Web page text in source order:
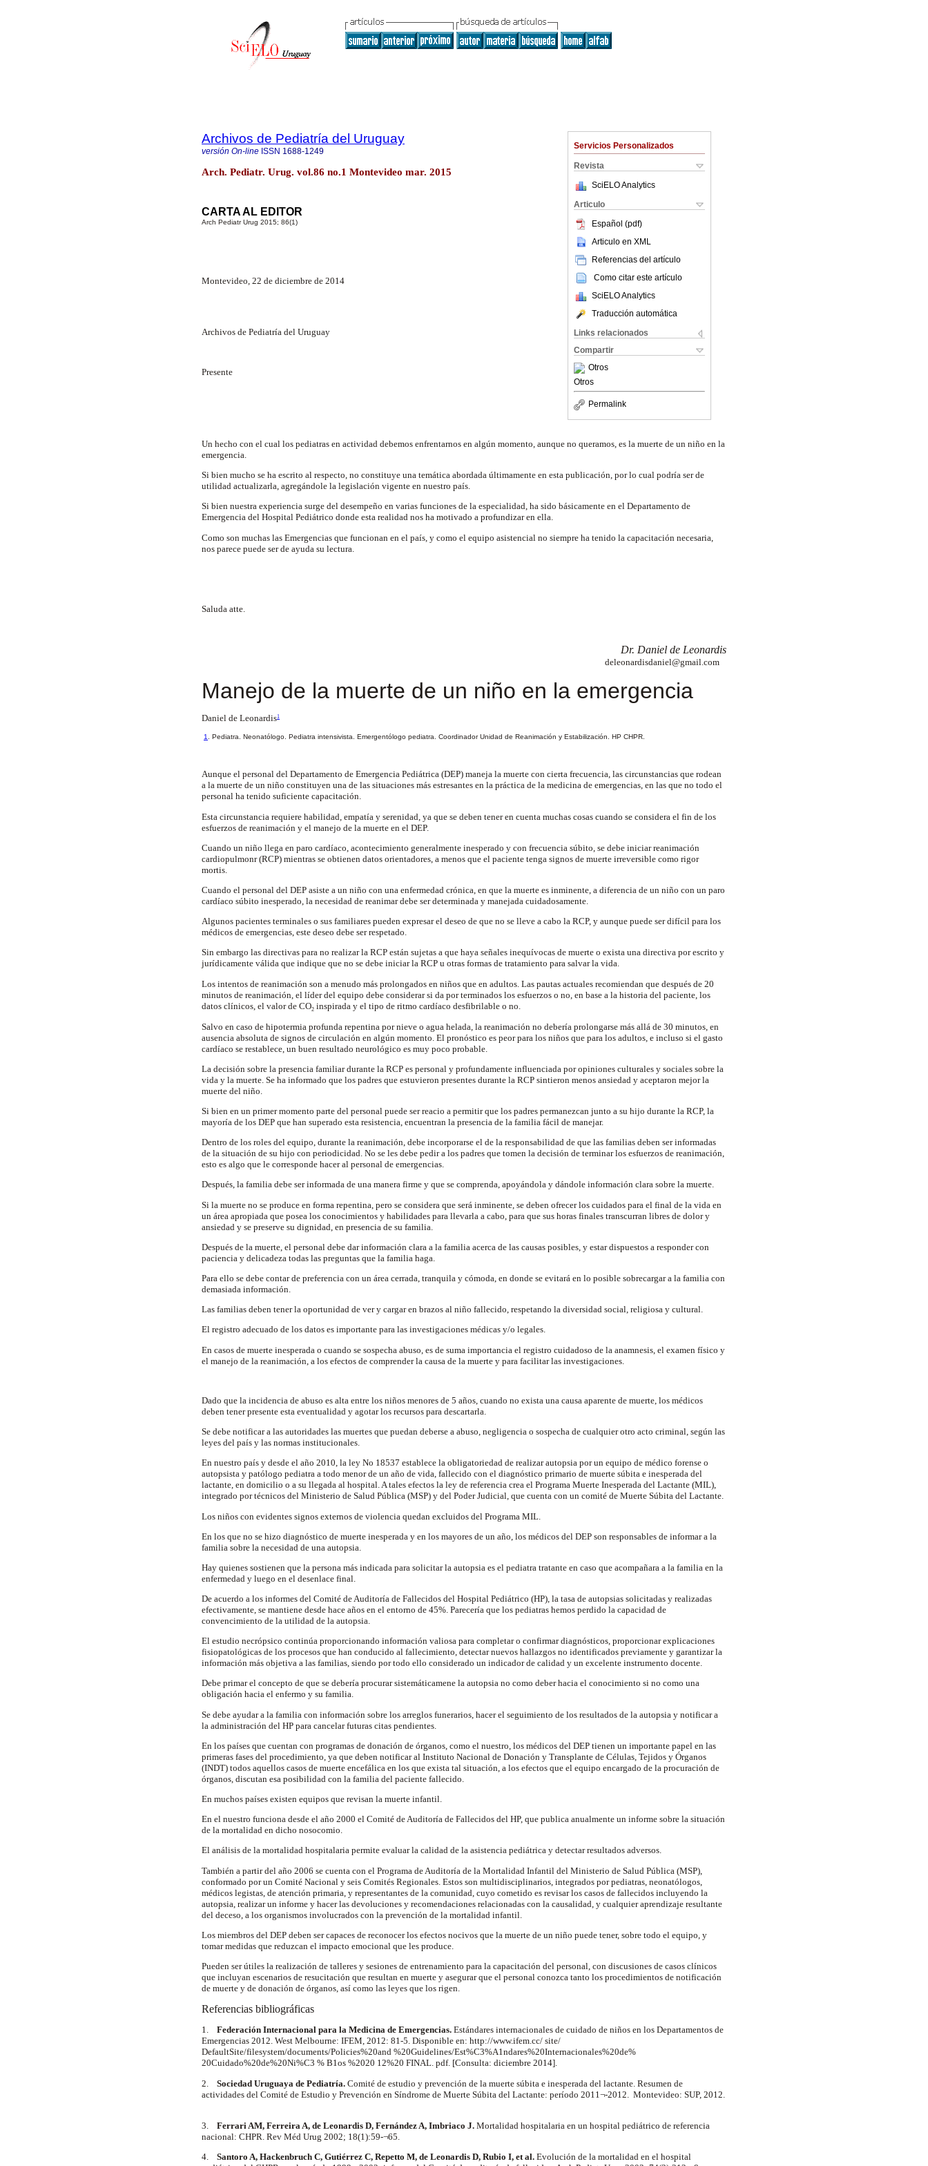
Servicios Personalizados
Revista
SciELO Analytics
Articulo
Español (pdf)
Articulo en XML
Referencias del artículo
Como citar este artículo
SciELO Analytics
Traducción automática
Links relacionados
Compartir
Otros
Otros
Permalink
Archivos de Pediatría del Uruguay
versión On-line ISSN 1688-1249
Arch. Pediatr. Urug. vol.86 no.1 Montevideo mar. 2015
CARTA AL EDITOR
Arch Pediatr Urug 2015; 86(1)
Montevideo, 22 de diciembre de 2014
Archivos de Pediatría del Uruguay
Presente
Un hecho con el cual los pediatras en actividad debemos enfrentarnos en algún momento, aunque no queramos, es la muerte de un niño en la
emergencia.
Si bien mucho se ha escrito al respecto, no constituye una temática abordada últimamente en esta publicación, por lo cual podría ser de
utilidad actualizarla, agregándole la legislación vigente en nuestro país.
Si bien nuestra experiencia surge del desempeño en varias funciones de la especialidad, ha sido básicamente en el Departamento de
Emergencia del Hospital Pediátrico donde esta realidad nos ha motivado a profundizar en ella.
Como son muchas las Emergencias que funcionan en el país, y como el equipo asistencial no siempre ha tenido la capacitación necesaria,
nos parece puede ser de ayuda su lectura.
Saluda atte.
Dr. Daniel de Leonardis
deleonardisdaniel@gmail.com
Manejo de la muerte de un niño en la emergencia
Daniel de Leonardis1
1 . Pediatra. Neonatólogo. Pediatra intensivista. Emergentólogo pediatra. Coordinador Unidad de Reanimación y Estabilización. HP CHPR.
Aunque el personal del Departamento de Emergencia Pediátrica (DEP) maneja la muerte con cierta frecuencia, las circunstancias que rodean
a la muerte de un niño constituyen una de las situaciones más estresantes en la práctica de la medicina de emergencias, en las que no todo el
personal ha tenido suficiente capacitación.
Esta circunstancia requiere habilidad, empatía y serenidad, ya que se deben tener en cuenta muchas cosas cuando se considera el fin de los
esfuerzos de reanimación y el manejo de la muerte en el DEP.
Cuando un niño llega en paro cardíaco, acontecimiento generalmente inesperado y con frecuencia súbito, se debe iniciar reanimación
cardiopulmonr (RCP) mientras se obtienen datos orientadores, a menos que el paciente tenga signos de muerte irreversible como rigor
mortis.
Cuando el personal del DEP asiste a un niño con una enfermedad crónica, en que la muerte es inminente, a diferencia de un niño con un paro
cardíaco súbito inesperado, la necesidad de reanimar debe ser determinada y manejada cuidadosamente.
Algunos pacientes terminales o sus familiares pueden expresar el deseo de que no se lleve a cabo la RCP, y aunque puede ser difícil para los
médicos de emergencias, este deseo debe ser respetado.
Sin embargo las directivas para no realizar la RCP están sujetas a que haya señales inequívocas de muerte o exista una directiva por escrito y
jurídicamente válida que indique que no se debe iniciar la RCP u otras formas de tratamiento para salvar la vida.
Los intentos de reanimación son a menudo más prolongados en niños que en adultos. Las pautas actuales recomiendan que después de 20
minutos de reanimación, el líder del equipo debe considerar si da por terminados los esfuerzos o no, en base a la historia del paciente, los
datos clínicos, el valor de CO2 inspirada y el tipo de ritmo cardíaco desfibrilable o no.
Salvo en caso de hipotermia profunda repentina por nieve o agua helada, la reanimación no debería prolongarse más allá de 30 minutos, en
ausencia absoluta de signos de circulación en algún momento. El pronóstico es peor para los niños que para los adultos, e incluso si el gasto
cardíaco se restablece, un buen resultado neurológico es muy poco probable.
La decisión sobre la presencia familiar durante la RCP es personal y profundamente influenciada por opiniones culturales y sociales sobre la
vida y la muerte. Se ha informado que los padres que estuvieron presentes durante la RCP sintieron menos ansiedad y aceptaron mejor la
muerte del niño.
Si bien en un primer momento parte del personal puede ser reacio a permitir que los padres permanezcan junto a su hijo durante la RCP, la
mayoría de los DEP que han superado esta resistencia, encuentran la presencia de la familia fácil de manejar.
Dentro de los roles del equipo, durante la reanimación, debe incorporarse el de la responsabilidad de que las familias deben ser informadas
de la situación de su hijo con periodicidad. No se les debe pedir a los padres que tomen la decisión de terminar los esfuerzos de reanimación,
esto es algo que le corresponde hacer al personal de emergencias.
Después, la familia debe ser informada de una manera firme y que se comprenda, apoyándola y dándole información clara sobre la muerte.
Si la muerte no se produce en forma repentina, pero se considera que será inminente, se deben ofrecer los cuidados para el final de la vida en
un área apropiada que posea los conocimientos y habilidades para llevarla a cabo, para que sus horas finales transcurran libres de dolor y
ansiedad y se preserve su dignidad, en presencia de su familia.
Después de la muerte, el personal debe dar información clara a la familia acerca de las causas posibles, y estar dispuestos a responder con
paciencia y delicadeza todas las preguntas que la familia haga.
Para ello se debe contar de preferencia con un área cerrada, tranquila y cómoda, en donde se evitará en lo posible sobrecargar a la familia con
demasiada información.
Las familias deben tener la oportunidad de ver y cargar en brazos al niño fallecido, respetando la diversidad social, religiosa y cultural.
El registro adecuado de los datos es importante para las investigaciones médicas y/o legales.
En casos de muerte inesperada o cuando se sospecha abuso, es de suma importancia el registro cuidadoso de la anamnesis, el examen físico y
el manejo de la reanimación, a los efectos de comprender la causa de la muerte y para facilitar las investigaciones.
Dado que la incidencia de abuso es alta entre los niños menores de 5 años, cuando no exista una causa aparente de muerte, los médicos
deben tener presente esta eventualidad y agotar los recursos para descartarla.
Se debe notificar a las autoridades las muertes que puedan deberse a abuso, negligencia o sospecha de cualquier otro acto criminal, según las
leyes del país y las normas institucionales.
En nuestro país y desde el año 2010, la ley No 18537 establece la obligatoriedad de realizar autopsia por un equipo de médico forense o
autopsista y patólogo pediatra a todo menor de un año de vida, fallecido con el diagnóstico primario de muerte súbita e inesperada del
lactante, en domicilio o a su llegada al hospital. A tales efectos la ley de referencia crea el Programa Muerte Inesperada del Lactante (MIL),
integrado por técnicos del Ministerio de Salud Pública (MSP) y del Poder Judicial, que cuenta con un comité de Muerte Súbita del Lactante.
Los niños con evidentes signos externos de violencia quedan excluidos del Programa MIL.
En los que no se hizo diagnóstico de muerte inesperada y en los mayores de un año, los médicos del DEP son responsables de informar a la
familia sobre la necesidad de una autopsia.
Hay quienes sostienen que la persona más indicada para solicitar la autopsia es el pediatra tratante en caso que acompañara a la familia en la
enfermedad y luego en el desenlace final.
De acuerdo a los informes del Comité de Auditoría de Fallecidos del Hospital Pediátrico (HP), la tasa de autopsias solicitadas y realizadas
efectivamente, se mantiene desde hace años en el entorno de 45%. Parecería que los pediatras hemos perdido la capacidad de
convencimiento de la utilidad de la autopsia.
El estudio necrópsico continúa proporcionando información valiosa para completar o confirmar diagnósticos, proporcionar explicaciones
fisiopatológicas de los procesos que han conducido al fallecimiento, detectar nuevos hallazgos no identificados previamente y garantizar la
información más objetiva a las familias, siendo por todo ello considerado un indicador de calidad y un excelente instrumento docente.
Debe primar el concepto de que se debería procurar sistemáticamene la autopsia no como deber hacia el conocimiento si no como una
obligación hacia el enfermo y su familia.
Se debe ayudar a la familia con información sobre los arreglos funerarios, hacer el seguimiento de los resultados de la autopsia y notificar a
la administración del HP para cancelar futuras citas pendientes.
En los países que cuentan con programas de donación de órganos, como el nuestro, los médicos del DEP tienen un importante papel en las
primeras fases del procedimiento, ya que deben notificar al Instituto Nacional de Donación y Transplante de Células, Tejidos y Órganos
(INDT) todos aquellos casos de muerte encefálica en los que exista tal situación, a los efectos que el equipo encargado de la procuración de
órganos, discutan esa posibilidad con la familia del paciente fallecido.
En muchos países existen equipos que revisan la muerte infantil.
En el nuestro funciona desde el año 2000 el Comité de Auditoría de Fallecidos del HP, que publica anualmente un informe sobre la situación
de la mortalidad en dicho nosocomio.
El análisis de la mortalidad hospitalaria permite evaluar la calidad de la asistencia pediátrica y detectar resultados adversos.
También a partir del año 2006 se cuenta con el Programa de Auditoría de la Mortalidad Infantil del Ministerio de Salud Pública (MSP),
conformado por un Comité Nacional y seis Comités Regionales. Estos son multidisciplinarios, integrados por pediatras, neonatólogos,
médicos legistas, de atención primaria, y representantes de la comunidad, cuyo cometido es revisar los casos de fallecidos incluyendo la
autopsia, realizar un informe y hacer las devoluciones y recomendaciones relacionadas con la causalidad, y cualquier aprendizaje resultante
del deceso, a los organismos involucrados con la prevención de la mortalidad infantil.
Los miembros del DEP deben ser capaces de reconocer los efectos nocivos que la muerte de un niño puede tener, sobre todo el equipo, y
tomar medidas que reduzcan el impacto emocional que les produce.
Pueden ser útiles la realización de talleres y sesiones de entrenamiento para la capacitación del personal, con discusiones de casos clínicos
que incluyan escenarios de resucitación que resultan en muerte y asegurar que el personal conozca tanto los procedimientos de notificación
de muerte y de donación de órganos, así como las leyes que los rigen.
Referencias bibliográficas
1. Federación Internacional para la Medicina de Emergencias. Estándares internacionales de cuidado de niños en los Departamentos de
Emergencias 2012. West Melbourne: IFEM, 2012: 81-5. Disponible en: http://www.ifem.cc/ site/
DefaultSite/filesystem/documents/Policies%20and %20Guidelines/Est%C3%A1ndares%20Internacionales%20de%
20Cuidado%20de%20Ni%C3 % B1os %2020 12%20 FINAL. pdf. [Consulta: diciembre 2014].
2. Sociedad Uruguaya de Pediatría. Comité de estudio y prevención de la muerte súbita e inesperada del lactante. Resumen de
actividades del Comité de Estudio y Prevención en Síndrome de Muerte Súbita del Lactante: período 2011¬-2012. Montevideo: SUP, 2012.
3. Ferrari AM, Ferreira A, de Leonardis D, Fernández A, Imbriaco J. Mortalidad hospitalaria en un hospital pediátrico de referencia
nacional: CHPR. Rev Méd Urug 2002; 18(1):59-¬65.
4. Santoro A, Hackenbruch C, Gutiérrez C, Repetto M, de Leonardis D, Rubio I, et al. Evolución de la mortalidad en el hospital